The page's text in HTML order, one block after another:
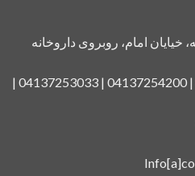
امام، روبروی داروخانه
شماره تماس: 04137252392 | 04137254200 | 04137253033 |